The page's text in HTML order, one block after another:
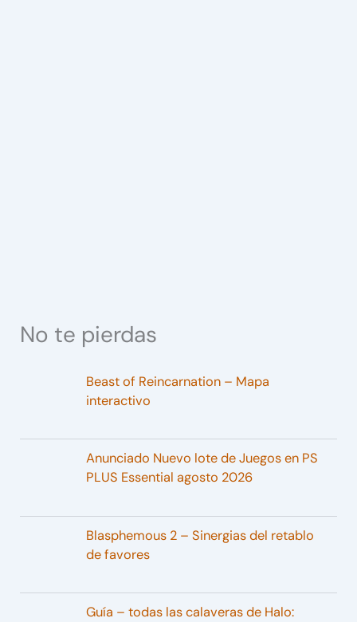
No te pierdas
Beast of Reincarnation – Mapa
interactivo
Anunciado Nuevo lote de Juegos en PS
PLUS Essential agosto 2026
Blasphemous 2 – Sinergias del retablo
de favores
Guía – todas las calaveras de Halo: